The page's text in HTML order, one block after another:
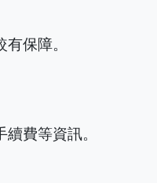
保障。
費等資訊。